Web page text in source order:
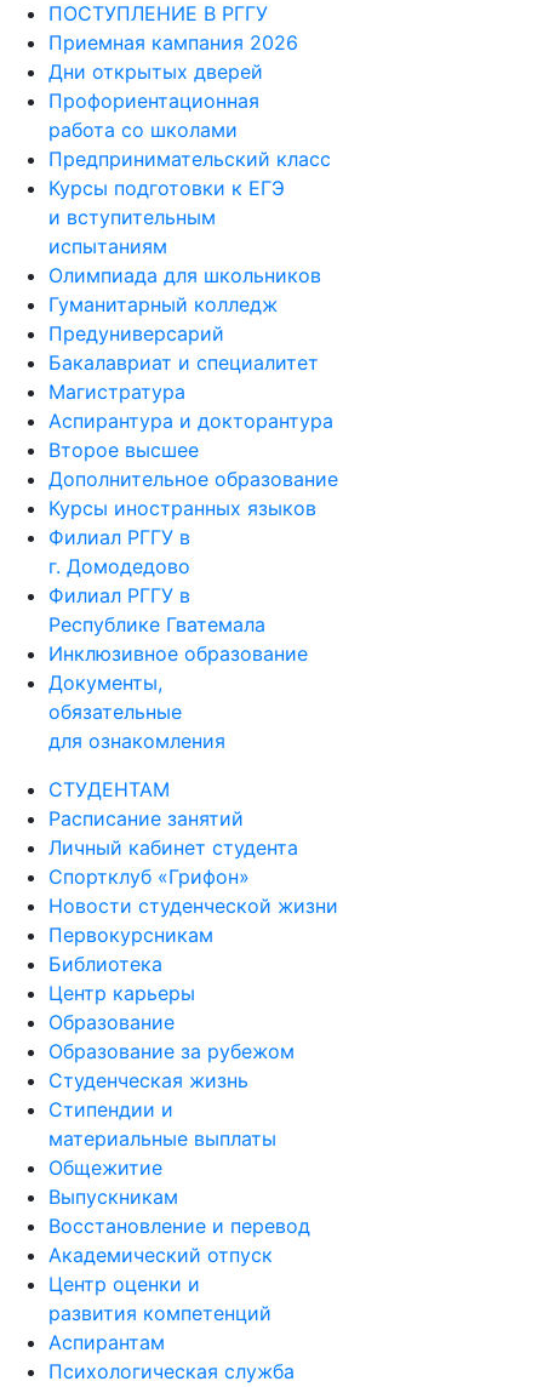
ПОСТУПЛЕНИЕ В РГГУ
Приемная кампания 2026
Дни открытых дверей
Профориентационная
работа со школами
Предпринимательский класс
Курсы подготовки к ЕГЭ
и вступительным
испытаниям
Олимпиада для школьников
Гуманитарный колледж
Предуниверсарий
Бакалавриат и специалитет
Магистратура
Аспирантура и докторантура
Второе высшее
Дополнительное образование
Курсы иностранных языков
Филиал РГГУ в
г. Домодедово
Филиал РГГУ в
Республике Гватемала
Инклюзивное образование
Документы,
обязательные
для ознакомления
СТУДЕНТАМ
Расписание занятий
Личный кабинет студента
Спортклуб «Грифон»
Новости студенческой жизни
Первокурсникам
Библиотека
Центр карьеры
Образование
Образование за рубежом
Студенческая жизнь
Стипендии и
материальные выплаты
Общежитие
Выпускникам
Восстановление и перевод
Академический отпуск
Центр оценки и
развития компетенций
Аспирантам
Психологическая служба